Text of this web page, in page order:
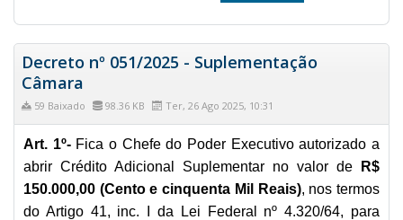
Decreto nº 051/2025 - Suplementação
Câmara
59 Baixado 98.36 KB Ter, 26 Ago 2025, 10:31
Art. 1º- Fica o Chefe do Poder Executivo autorizado a
abrir Crédito Adicional Suplementar no valor de
R$
150.000,00 (Cento e cinquenta Mil Reais), nos termos
do Artigo 41, inc. I da Lei Federal nº 4.320/64, para